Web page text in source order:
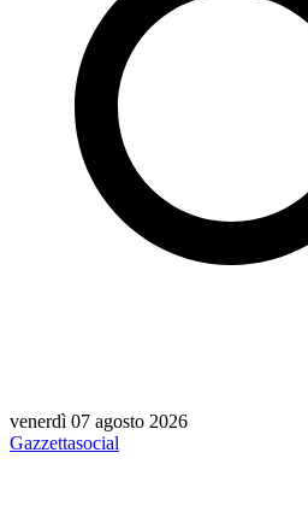
venerdì 07 agosto 2026
Gazzettasocial